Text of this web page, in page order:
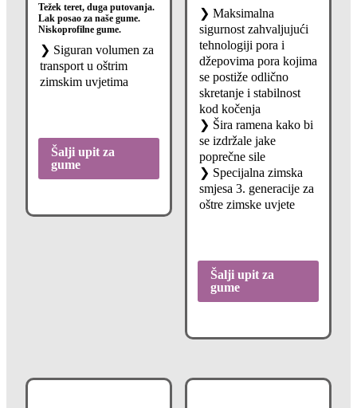
Težek teret, duga putovanja.
Lak posao za naše gume.
Niskoprofilne gume.
❯ Siguran volumen za
transport u oštrim
zimskim uvjetima
Šalji upit za
gume
❯ Maksimalna
sigurnost zahvaljujući
tehnologiji pora i
džepovima pora kojima
se postiže odlično
skretanje i stabilnost
kod kočenja
❯ Šira ramena kako bi
se izdržale jake
poprečne sile
❯ Specijalna zimska
smjesa 3. generacije za
oštre zimske uvjete
Šalji upit za
gume